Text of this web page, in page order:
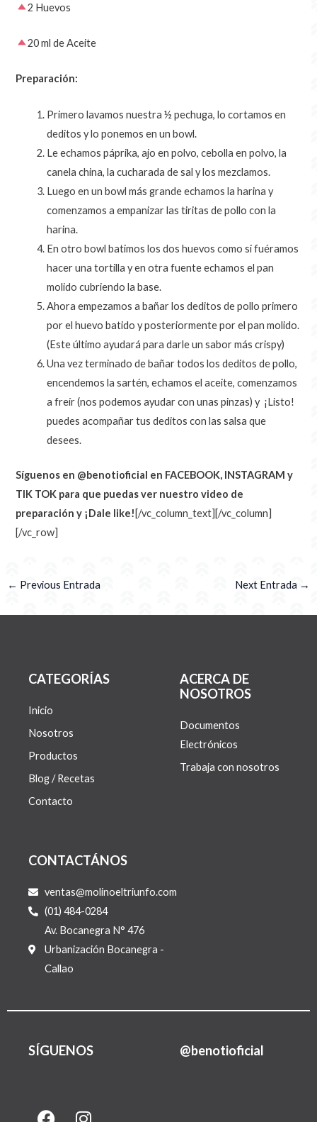
2 Huevos
20 ml de Aceite
Preparación:
Primero lavamos nuestra ½ pechuga, lo cortamos en
deditos y lo ponemos en un bowl.
Le echamos páprika, ajo en polvo, cebolla en polvo, la
canela china, la cucharada de sal y los mezclamos.
Luego en un bowl más grande echamos la harina y
comenzamos a empanizar las tiritas de pollo con la
harina.
En otro bowl batimos los dos huevos como si fuéramos
hacer una tortilla y en otra fuente echamos el pan
molido cubriendo la base.
Ahora empezamos a bañar los deditos de pollo primero
por el huevo batido y posteriormente por el pan molido.
(Este último ayudará para darle un sabor más crispy)
Una vez terminado de bañar todos los deditos de pollo,
encendemos la sartén, echamos el aceite, comenzamos
a freír (nos podemos ayudar con unas pinzas) y ¡Listo!
puedes acompañar tus deditos con las salsa que
desees.
Síguenos en @benotioficial en FACEBOOK, INSTAGRAM y
TIK TOK para que puedas ver nuestro video de
preparación y ¡Dale like! [/vc_column_text][/vc_column]
[/vc_row]
← Previous Entrada Next Entrada →
CATEGORÍAS
Inicio
Nosotros
Productos
Blog / Recetas
Contacto
ACERCA DE
NOSOTROS
Documentos
Electrónicos
Trabaja con nosotros
CONTACTÁNOS
ventas@molinoeltriunfo.com
(01) 484-0284
Av. Bocanegra N° 476
Urbanización Bocanegra -
Callao
SÍGUENOS @benotioficial
F
I
L